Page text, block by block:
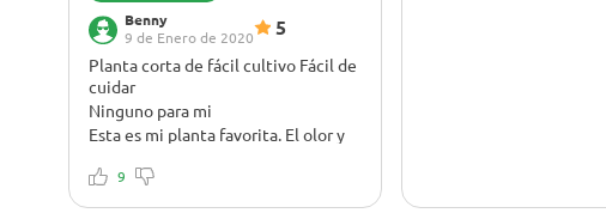
Benny
9 de Enero de 2020
5
Planta corta de fácil cultivo Fácil de
cuidar
Ninguno para mi
Esta es mi planta favorita. El olor y
comer un pastel de arándanos. El
9